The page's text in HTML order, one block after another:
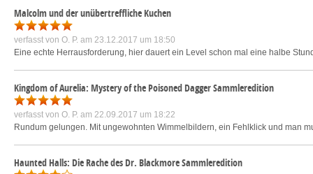
Malcolm und der unübertreffliche Kuchen
verfasst von O. P. am 23.12.2017 um 18:50
Eine echte Herrausforderung, hier dauert ein Level schon mal eine halbe
Kingdom of Aurelia: Mystery of the Poisoned Dagger Sammleredition
verfasst von O. P. am 22.09.2017 um 18:22
Rundum gelungen. Mit ungewohnten Wimmelbildern, ein Fehlklick und man
Haunted Halls: Die Rache des Dr. Blackmore Sammleredition